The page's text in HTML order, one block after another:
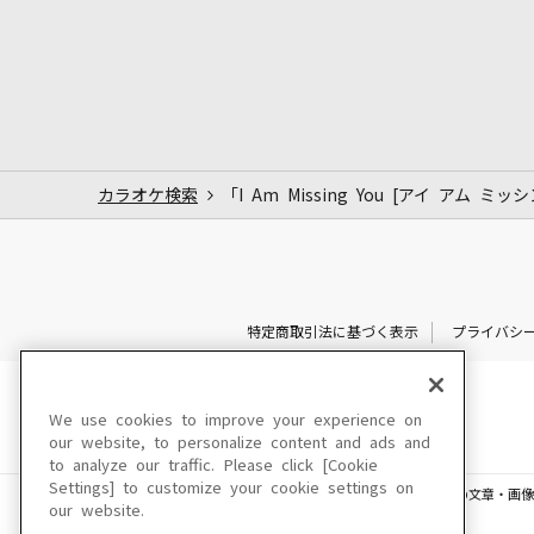
カラオケ検索 「I Am Missing You [アイ アム ミッシ
特定商取引法に基づく表示 プライバシ
このサイトに掲載されている一切の文章・画
We use cookies to improve your experience on
our website, to personalize content and ads and
to analyze our traffic. Please click [Cookie
Settings] to customize your cookie settings on
our website.